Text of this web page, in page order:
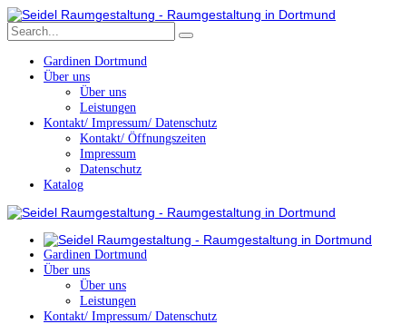
Gardinen Dortmund
Über uns
Über uns
Leistungen
Kontakt/ Impressum/ Datenschutz
Kontakt/ Öffnungszeiten
Impressum
Datenschutz
Katalog
Gardinen Dortmund
Über uns
Über uns
Leistungen
Kontakt/ Impressum/ Datenschutz